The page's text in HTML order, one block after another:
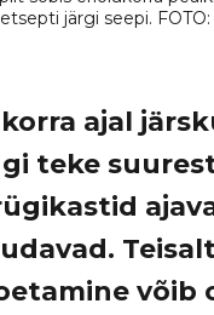
ajal
teke
võib